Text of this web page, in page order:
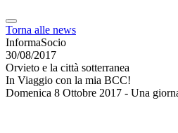
Torna alle news
InformaSocio
30/08/2017
Orvieto e la città sotterranea
In Viaggio con la mia BCC!
Domenica 8 Ottobre 2017 - Una